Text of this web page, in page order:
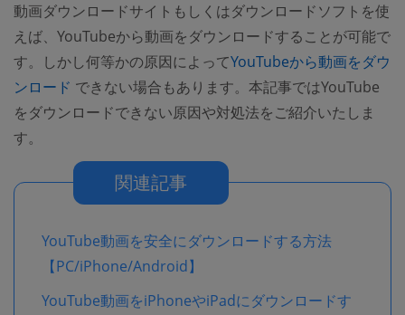
動画ダウンロードサイトもしくはダウンロードソフトを使
えば、YouTubeから動画をダウンロードすることが可能で
す。しかし何等かの原因によってYouTubeから動画をダウ
ンロード (opens new window)
できない場合もあります。本記事ではYouTube
をダウンロードできない原因や対処法をご紹介いたしま
す。
関連記事
YouTube動画を安全にダウンロードする方法
【PC/iPhone/Android】
YouTube動画をiPhoneやiPadにダウンロードす